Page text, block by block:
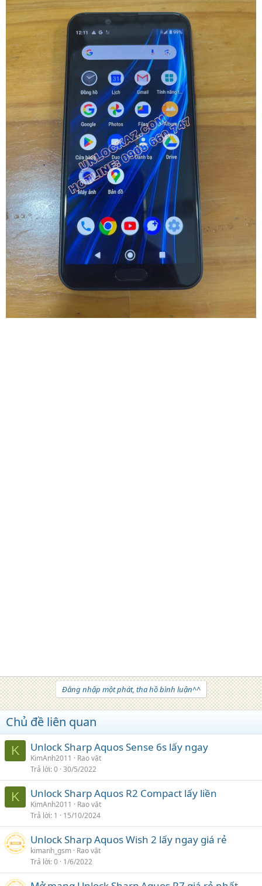
Đăng nhập một phát, tha hồ bình luận^^
Chủ đề liên quan
K Unlock Sharp Aquos Sense 6s lấy ngay
KimAnh2011
Rao vặt
Trả lời 0 30/5/2022
K Unlock Sharp Aquos R2 Compact lấy liền
KimAnh2011
Rao vặt
Trả lời 1 15/10/2024
Unlock Sharp Aquos Wish 2 lấy ngay giá rẻ
kimanh_gsm Rao vặt
Trả lời 0 1/6/2022